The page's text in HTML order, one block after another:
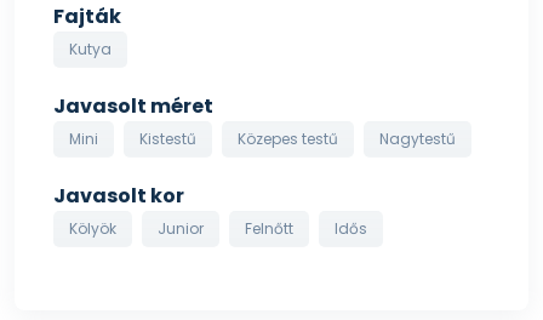
Fajták
Kutya
Javasolt méret
Mini Kistestű Közepes testű Nagytestű
Javasolt kor
Kölyök Junior Felnőtt Idős